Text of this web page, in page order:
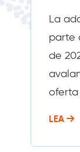
La
parte
de
oferta
LEA